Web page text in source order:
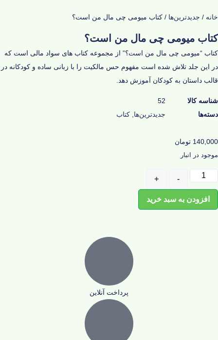
خانه / جدیدترین‌ها / کتاب میومی چی مال من است؟
کتاب میومی چی مال من است؟
کتاب “میومی چی مال من است؟” از مجموعه کتاب های سواد مالی است که
در این جلد تلاش شده است مفهوم حس مالکیت را با زبانی ساده و کودکانه در
قالب داستان به کودکان آموزش دهد.
شناسه کالا
52
دسته‌ها
جدیدترین‌ها کتاب
140,000 تومان
موجود در انبار
-
+
افزودن به سبد خرید
پرداخت آنلاین